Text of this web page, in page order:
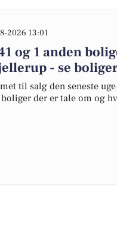
2026 13:01
og 1 anden
- se
til salg den seneste
der er tale om og